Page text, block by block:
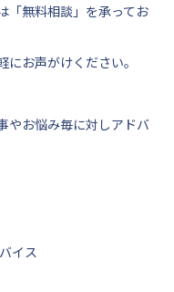
「無料相談」を承ってお
お声がけください。
やお悩み毎に対しアドバ
イス